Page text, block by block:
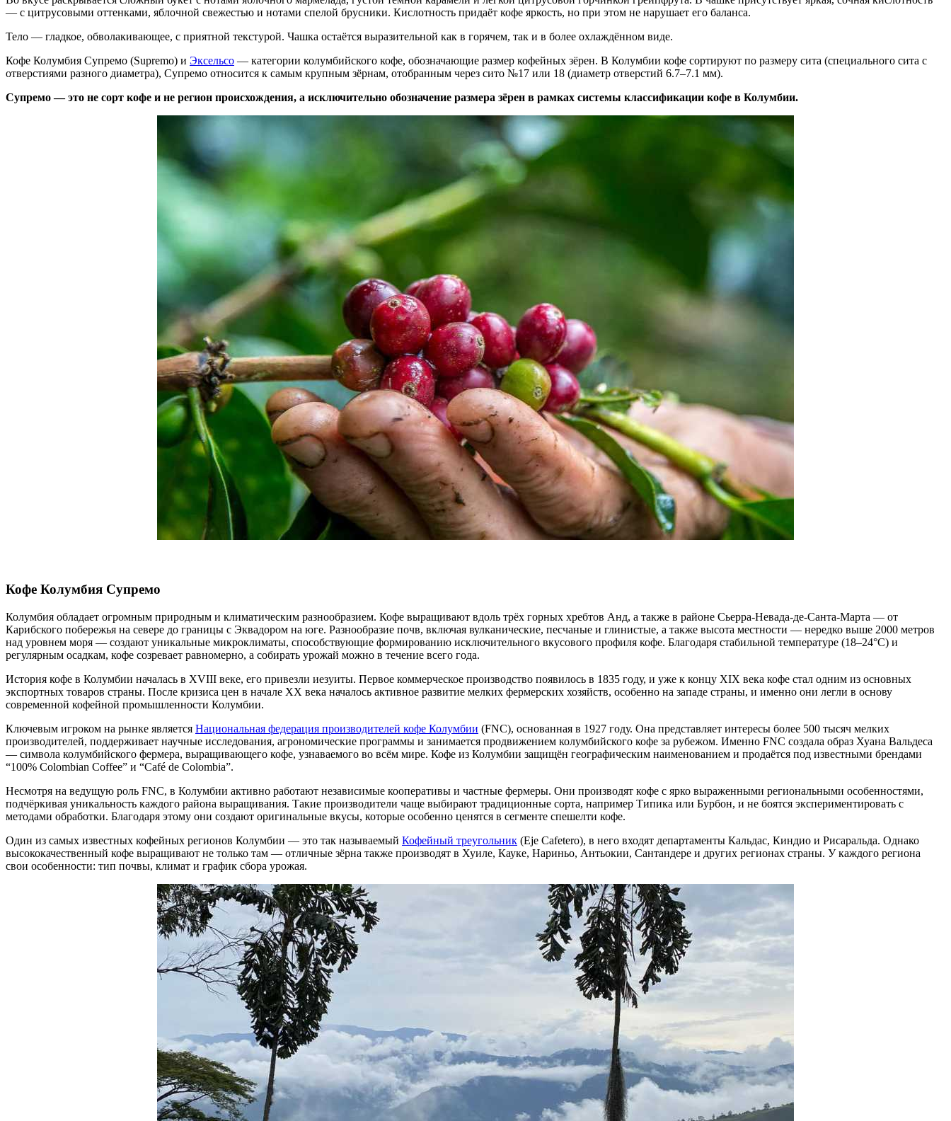
— с цитрусовыми оттенками, яблочной свежестью и нотами спелой брусники. Кислотность придаёт кофе яркость, но при этом не нарушает его баланса.
Тело — гладкое, обволакивающее, с приятной текстурой. Чашка остаётся выразительной как в горячем, так и в более охлаждённом виде.
Кофе Колумбия Супремо (Supremo) и Эксельсо — категории колумбийского кофе, обозначающие размер кофейных зёрен. В Колумбии кофе сортируют по размеру сита (специального сита с
отверстиями разного диаметра), Супремо относится к самым крупным зёрнам, отобранным через сито №17 или 18 (диаметр отверстий 6.7–7.1 мм).
Супремо — это не сорт кофе и не регион происхождения, а исключительно обозначение размера зёрен в рамках системы классификации кофе в Колумбии.
Кофе Колумбия Супремо
Колумбия обладает огромным природным и климатическим разнообразием. Кофе выращивают вдоль трёх горных хребтов Анд, а также в районе Сьерра-Невада-де-Санта-Марта — от
Карибского побережья на севере до границы с Эквадором на юге. Разнообразие почв, включая вулканические, песчаные и глинистые, а также высота местности — нередко выше 2000 метров
над уровнем моря — создают уникальные микроклиматы, способствующие формированию исключительного вкусового профиля кофе. Благодаря стабильной температуре (18–24°С) и
регулярным осадкам, кофе созревает равномерно, а собирать урожай можно в течение всего года.
История кофе в Колумбии началась в XVIII веке, его привезли иезуиты. Первое коммерческое производство появилось в 1835 году, и уже к концу XIX века кофе стал одним из основных
экспортных товаров страны. После кризиса цен в начале XX века началось активное развитие мелких фермерских хозяйств, особенно на западе страны, и именно они легли в основу
современной кофейной промышленности Колумбии.
Ключевым игроком на рынке является Национальная федерация производителей кофе Колумбии (FNC), основанная в 1927 году. Она представляет интересы более 500 тысяч мелких
производителей, поддерживает научные исследования, агрономические программы и занимается продвижением колумбийского кофе за рубежом. Именно FNC создала образ Хуана Вальдеса
— символа колумбийского фермера, выращивающего кофе, узнаваемого во всём мире. Кофе из Колумбии защищён географическим наименованием и продаётся под известными брендами
“100% Colombian Coffee” и “Café de Colombia”.
Несмотря на ведущую роль FNC, в Колумбии активно работают независимые кооперативы и частные фермеры. Они производят кофе с ярко выраженными региональными особенностями,
подчёркивая уникальность каждого района выращивания. Такие производители чаще выбирают традиционные сорта, например Типика или Бурбон, и не боятся экспериментировать с
методами обработки. Благодаря этому они создают оригинальные вкусы, которые особенно ценятся в сегменте спешелти кофе.
Один из самых известных кофейных регионов Колумбии — это так называемый Кофейный треугольник (Eje Cafetero), в него входят департаменты Кальдас, Киндио и Рисаральда. Однако
высококачественный кофе выращивают не только там — отличные зёрна также производят в Хуиле, Кауке, Нариньо, Антьокии, Сантандере и других регионах страны. У каждого региона
свои особенности: тип почвы, климат и график сбора урожая.